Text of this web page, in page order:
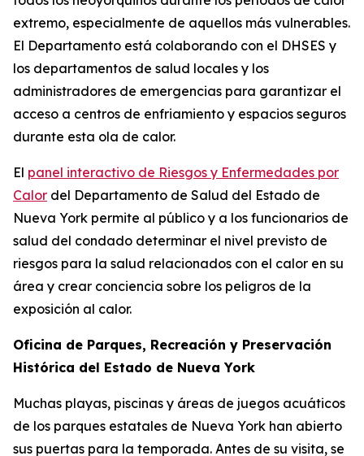
extremo, especialmente de aquellos más vulnerables.
El Departamento está colaborando con el DHSES y
los departamentos de salud locales y los
administradores de emergencias para garantizar el
acceso a centros de enfriamiento y espacios seguros
durante esta ola de calor.
El panel interactivo de Riesgos y Enfermedades por
Calor del Departamento de Salud del Estado de
Nueva York permite al público y a los funcionarios de
salud del condado determinar el nivel previsto de
riesgos para la salud relacionados con el calor en su
área y crear conciencia sobre los peligros de la
exposición al calor.
Oficina de Parques, Recreación y Preservación
Histórica del Estado de Nueva York
Muchas playas, piscinas y áreas de juegos acuáticos
de los parques estatales de Nueva York han abierto
sus puertas para la temporada. Antes de su visita, se